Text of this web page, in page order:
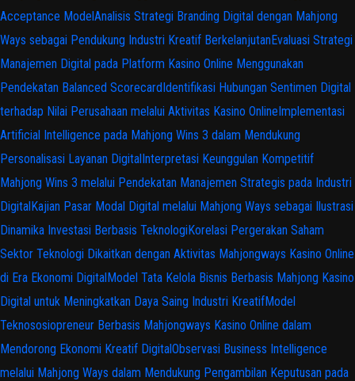
Acceptance ModelAnalisis Strategi Branding Digital dengan Mahjong
Ways sebagai Pendukung Industri Kreatif BerkelanjutanEvaluasi Strategi
Manajemen Digital pada Platform Kasino Online Menggunakan
Pendekatan Balanced ScorecardIdentifikasi Hubungan Sentimen Digital
terhadap Nilai Perusahaan melalui Aktivitas Kasino OnlineImplementasi
Artificial Intelligence pada Mahjong Wins 3 dalam Mendukung
Personalisasi Layanan DigitalInterpretasi Keunggulan Kompetitif
Mahjong Wins 3 melalui Pendekatan Manajemen Strategis pada Industri
DigitalKajian Pasar Modal Digital melalui Mahjong Ways sebagai Ilustrasi
Dinamika Investasi Berbasis TeknologiKorelasi Pergerakan Saham
Sektor Teknologi Dikaitkan dengan Aktivitas Mahjongways Kasino Online
di Era Ekonomi DigitalModel Tata Kelola Bisnis Berbasis Mahjong Kasino
Digital untuk Meningkatkan Daya Saing Industri KreatifModel
Teknososiopreneur Berbasis Mahjongways Kasino Online dalam
Mendorong Ekonomi Kreatif DigitalObservasi Business Intelligence
melalui Mahjong Ways dalam Mendukung Pengambilan Keputusan pada